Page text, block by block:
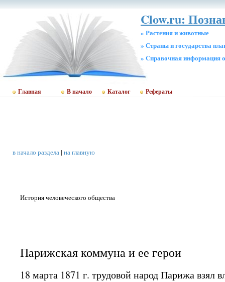
Clow.ru:
» Растения и животные
» Страны и государства
» Cправочная информация
Главная В начало Каталог Рефераты
в начало раздела| на главную
История человеческого общества
Парижская коммуна и ее герои
18 марта 1871 г. трудовой народ Парижа взял